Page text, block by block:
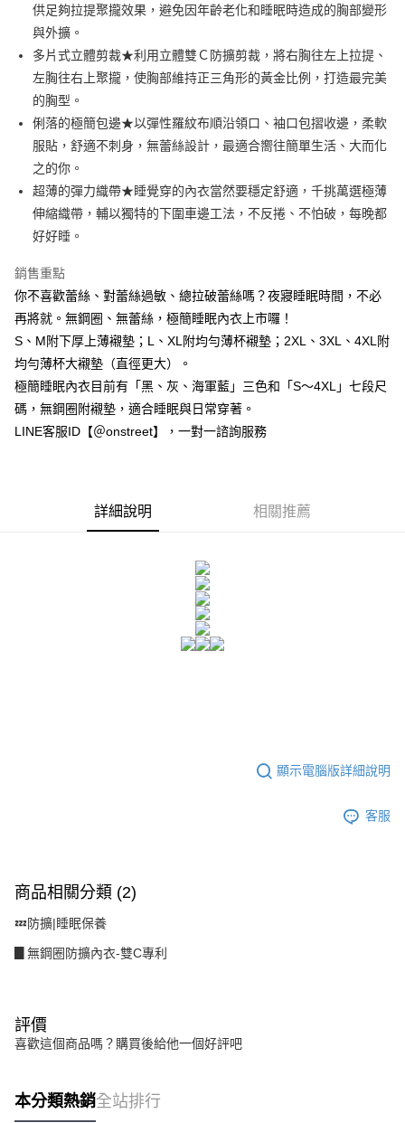
上海商業儲蓄銀行
台北富邦商業銀行
國泰世華商業銀行
臺灣中小企業銀行
台中商業銀行
匯豐（台灣）商業銀行
華泰商業銀行
聯邦商業銀行
遠東國際商業銀行
元大商業銀行
玉山商業銀行
星展（台灣）商業銀行
台新國際商業銀行
中國信託商業銀行
台灣樂天信用卡公司
LINE Pay
Apple Pay
街口支付
AFTEE先享後付
相關說明
【關於「AFTEE先享後付」】
AFTEE先享後付是「在收到商品之後才付款」的支付方式。 讓您購物簡單
便利好安心！
１．簡單：不需註冊會員、不需綁卡、不需儲值。
３．安心：先確認商品／服務後，再付款。
【「AFTEE先享後付」結帳流程】
１．於結帳方式選擇「AFTEE先享後付」後，將跳轉至「AFTEE先享後付」
結帳頁面，進行簡訊認證並確認金額後，即可完成結帳。
３．收到繳費通知簡訊後14天內，點擊此簡訊中的連結，可透過四大超商／
ATM／網路銀行／等多元方式進行付款，方視為交易完成。
※ 請注意：結帳手續完成當下不需立刻繳費，但若您需要取消訂單，請聯絡
購買商品的店家。未經商家同意取消之訂單仍視為有效，需透過AFTEE先享
後付繳納相關費用。
１．透過由恩沛科技股份有限公司提供之「AFTEE先享後付」服務完成之交
２．關於個人資料處理事宜，請瀏覽以下網址：
３．未成年的使用者請事先徵得法定代理人或監護人之同意方可使用
「AFTEE先享後付」，若未經同意申辦者引起之損失，本公司不負相關責
運送方式
全家付款取貨
每筆NT$80，滿NT$1,500(含以上)免運費
付款後全家取貨
每筆NT$80，滿NT$1,500(含以上)免運費
7-11付款取貨
每筆NT$80，滿NT$1,500(含以上)免運費
每筆NT$80，滿NT$1,500(含以上)免運費
供足夠拉提聚攏效果，避免因年齡老化和睡眠時造成的胸部變形
與外擴。
多片式立體剪裁★利用立體雙Ｃ防擴剪裁，將右胸往左上拉提、
左胸往右上聚攏，使胸部維持正三角形的黃金比例，打造最完美
的胸型。
俐落的極簡包邊★以彈性羅紋布順沿領口、袖口包摺收邊，柔軟
服貼，舒適不刺身，無蕾絲設計，最適合嚮往簡單生活、大而化
之的你。
超薄的彈力織帶★睡覺穿的內衣當然要穩定舒適，千挑萬選極薄
伸縮織帶，輔以獨特的下圍車邊工法，不反捲、不怕破，每晚都
好好睡。
銷售重點
你不喜歡蕾絲、對蕾絲過敏、總拉破蕾絲嗎？夜寢睡眠時間，不必
再將就。無鋼圈、無蕾絲，極簡睡眠內衣上市囉！
S、M附下厚上薄襯墊；L、XL附均勻薄杯襯墊；2XL、3XL、4XL附
均勻薄杯大襯墊（直徑更大）。
極簡睡眠內衣目前有「黑、灰、海軍藍」三色和「S～4XL」七段尺
碼，無鋼圈附襯墊，適合睡眠與日常穿著。
LINE客服ID【＠onstreet】，一對一諮詢服務
詳細說明 相關推薦
顯示電腦版詳細說明
客服
商品相關分類 (2)
💤防擴|睡眠保養
▊無鋼圈防擴內衣-雙C專利
評價
喜歡這個商品嗎？購買後給他一個好評吧
本分類熱銷全站排行